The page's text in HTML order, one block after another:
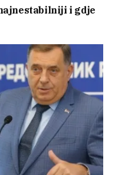
i gdje